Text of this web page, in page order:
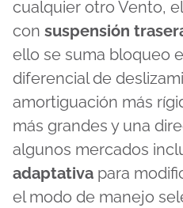
cualquier otro Vento,
con suspensión
ello se suma bloqueo
diferencial de
amortiguación más
más grandes y una
algunos mercados
adaptativa para
el modo de manejo